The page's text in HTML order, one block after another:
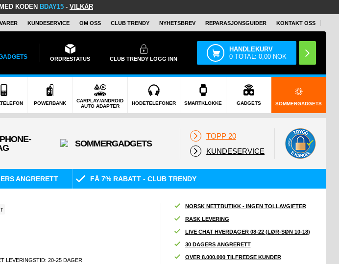
KODEN BDAY15 - VILKÅR
KUNDESERVICE OM OSS CLUB TRENDY NYHETSBREV REPARASJONSGUIDER KONTAKT OSS
ORDRESTATUS CLUB TRENDYLOGG INN
HANDLEKURV
0 TOTAL:0,00 NOK
POWERBANK
CARPLAY/ANDROID
AUTO ADAPTER
HODETELEFONER SMARTKLOKKE GADGETS SOMMERGADGETS
TOPP 20
KUNDESERVICE
ANGRERETT FÅ 7% RABATT - CLUB TRENDY
LEVERINGSTID: 20-25 DAGER
NORSK NETTBUTIKK - INGEN TOLLAVGIFTER
RASK LEVERING
LIVE CHAT HVERDAGER 08-22 (LØR-SØN 10-18)
30 DAGERS ANGRERETT
OVER 8.000.000 TILFREDSE KUNDER